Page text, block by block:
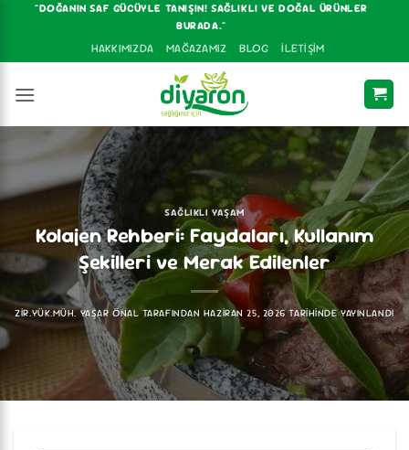
İçeriğe"DOĞANIN SAF GÜCÜYLE TANIŞIN! SAĞLIKLI VE DOĞAL ÜRÜNLER
BURADA."
HAKKIMIZDA MAĞAZAMIZ BLOG İLETIŞIM
SAĞLIKLI YAŞAM
Kolajen Rehberi: Faydaları, Kullanım
Şekilleri ve Merak Edilenler
ZIR.YÜK.MÜH. YAŞAR ÖNALTARAFINDAN HAZIRAN 25, 2026TARIHINDE YAYINLANDI